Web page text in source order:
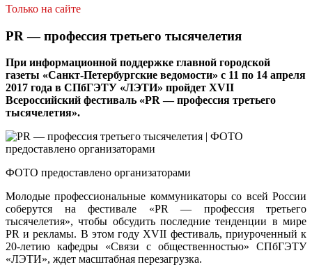
Только на сайте
PR — профессия третьего тысячелетия
При информационной поддержке главной городской
газеты «Санкт-Петербургские ведомости» c 11 по 14 апреля
2017 года в СПбГЭТУ «ЛЭТИ» пройдет XVII
Всероссийский фестиваль «PR — профессия третьего
тысячелетия».
ФОТО предоставлено организаторами
Молодые профессиональные коммуникаторы со всей России
соберутся на фестивале «PR — профессия третьего
тысячелетия», чтобы обсудить последние тенденции в мире
PR и рекламы. В этом году XVII фестиваль, приуроченный к
20-летию кафедры «Связи с общественностью» СПбГЭТУ
«ЛЭТИ», ждет масштабная перезагрузка.